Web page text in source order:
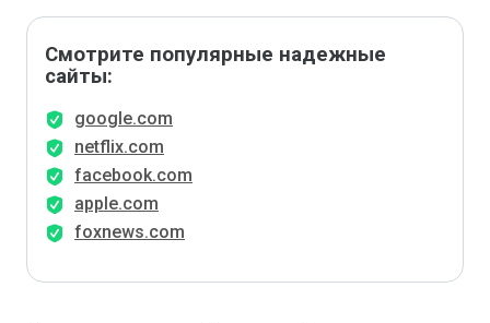
Смотрите популярные надежные
сайты:
google.com
netflix.com
facebook.com
apple.com
foxnews.com